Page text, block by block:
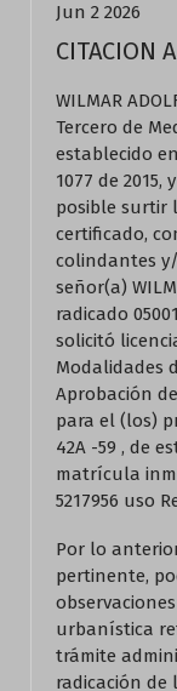
Jun 2 2026
CITACION
WILMAR
Tercero de
establecido
1077 de
posible surtir
certificado,
colindantes
señor(a)
radicado
solicitó
Modalidades
Aprobación
para el (los)
42A -59 , de
matrícula
5217956 uso
Por lo
pertinente,
urbanística
trámite
radicación